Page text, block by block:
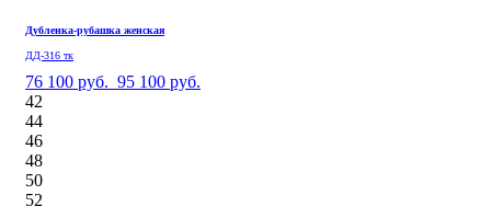
Дубленка-рубашка женская
ДД-316 тк
76 100 руб. 95 100 руб.
42
44
46
48
50
52